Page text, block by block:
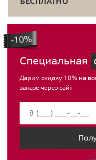
Специальная
Дарим скидку 10% на
заказе через сайт